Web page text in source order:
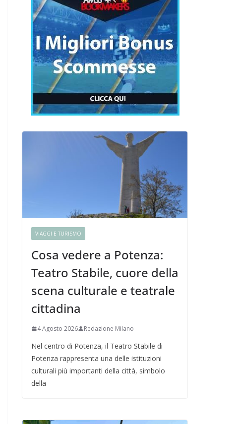
VIAGGI E TURISMO
Cosa vedere a Potenza:
Teatro Stabile, cuore della
scena culturale e teatrale
cittadina
4 Agosto 2026 Redazione Milano
Nel centro di Potenza, il Teatro Stabile di
Potenza rappresenta una delle istituzioni
culturali più importanti della città, simbolo
della